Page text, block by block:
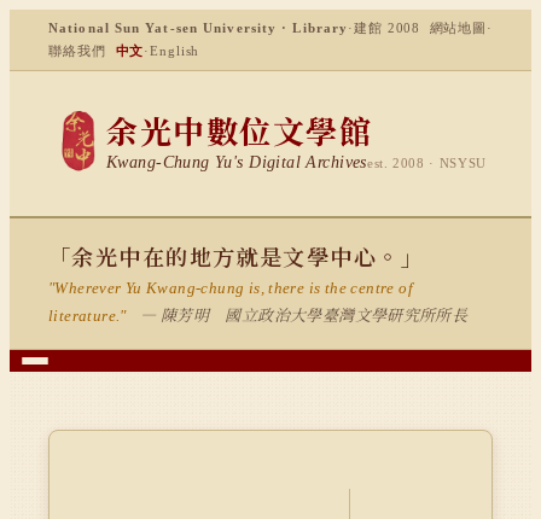
National Sun Yat-sen University · Library ·建館 2008 網站地圖 ·
聯絡我們
中文·English
余光中數位文學館
Kwang-Chung Yu's Digital Archivesest. 2008 · NSYSU
「余光中在的地方就是文學中心。」
"Wherever Yu Kwang-chung is, there is the centre of
literature."
— 陳芳明 國立政治大學臺灣文學研究所所長